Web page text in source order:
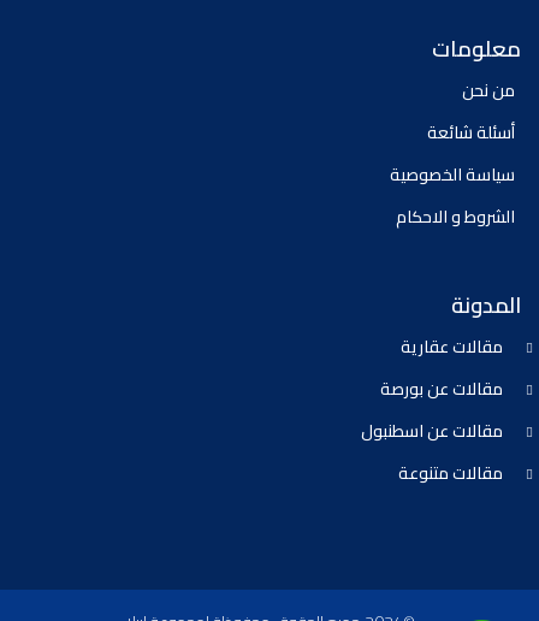
معلومات
من نحن
أسئلة شائعة
سياسة الخصوصية
الشروط و الاحكام
المدونة
مقالات عقارية
مقالات عن بورصة
مقالات عن اسطنبول
مقالات متنوعة